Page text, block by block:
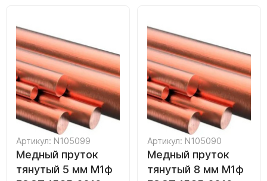
Артикул: N105099
Медный пруток
тянутый 5 мм М1ф
Артикул: N105090
Медный пруток
тянутый 8 мм М1ф